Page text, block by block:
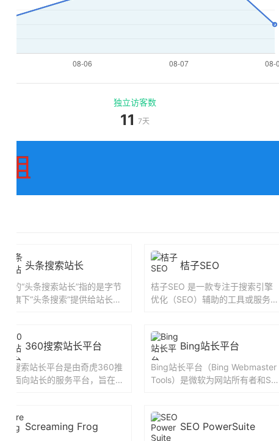
独立访客数
11 7天
头条搜索站长
你说的“头条搜索站长”指的是字节
跳动旗下“头条搜索”提供给站长的
桔子SEO
桔子SEO 是一款专注于搜索引擎
优化（SEO）辅助的工具或服务品
360搜索站长平台
360搜索站长平台是由奇虎360推
出的面向站长的服务平台，旨在帮
Bing站长平台
Bing站长平台（Bing Webmaster
Tools）是微软为网站所有者和SE
Screaming Frog SEO PowerSuite